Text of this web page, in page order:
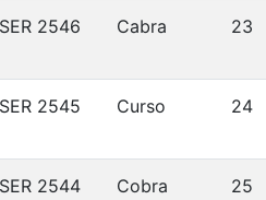
SER 2546 Cabra 23
SER 2545 Curso 24
SER 2544 Cobra 25